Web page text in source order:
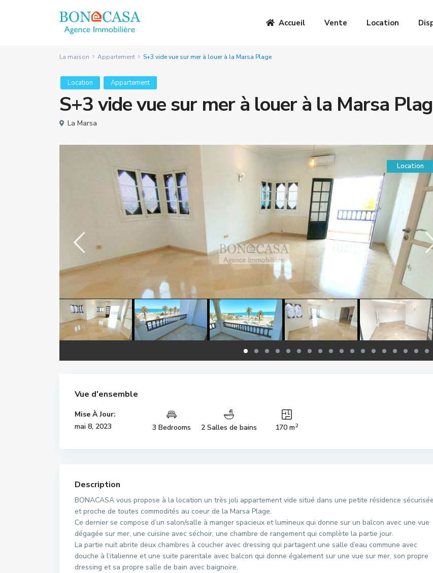
Accueil Vente Location
La maison Appartement S+3 vide vue sur mer à louer à la Marsa Plage
Location Appartement
S+3 vide vue sur mer à louer à la Marsa
La Marsa
Location
Vue d'ensemble
Mise À Jour:
mai 8, 2023
3 Bedrooms 2 Salles de bains 170 m2
Description
BONACASA vous propose à la location un très joli appartement vide situé dans une petite résidence sécurisée
et proche de toutes commodités au coeur de la Marsa Plage.
Ce dernier se compose d’un salon/salle à manger spacieux et lumineux qui donne sur un balcon avec une vue
dégagée sur mer, une cuisine avec séchoir, une chambre de rangement qui complète la partie jour.
La partie nuit abrite deux chambres à coucher avec dressing qui partagent une salle d’eau commune avec
douche à l’italienne et une suite parentale avec balcon qui donne également sur une vue sur mer, son propre
dressing et sa propre salle de bain avec baignoire.